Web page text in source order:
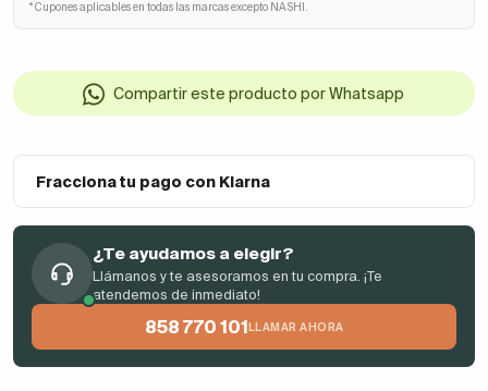
* Cupones aplicables en todas las marcas excepto NASHI.
Compartir este producto por Whatsapp
Fracciona tu pago con Klarna
¿Te ayudamos a elegir?
Llámanos y te asesoramos en tu compra. ¡Te
atendemos de inmediato!
858 770 101 LLAMAR AHORA